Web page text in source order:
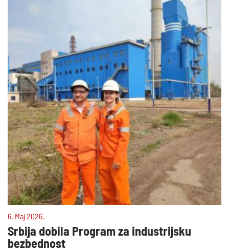
6. Maj 2026.
Srbija dobila Program za industrijsku
bezbednost